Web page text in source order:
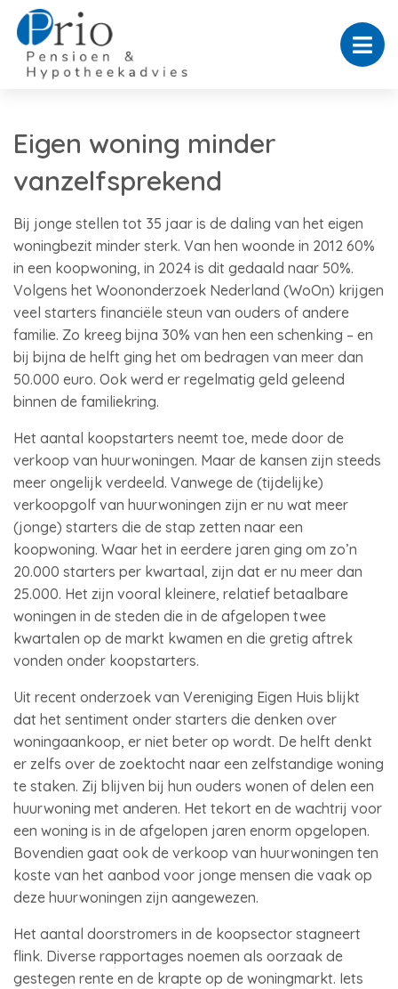
Eigen woning minder
vanzelfsprekend
Bij jonge stellen tot 35 jaar is de daling van het eigen
woningbezit minder sterk. Van hen woonde in 2012 60%
in een koopwoning, in 2024 is dit gedaald naar 50%.
Volgens het Woononderzoek Nederland (WoOn) krijgen
veel starters financiële steun van ouders of andere
familie. Zo kreeg bijna 30% van hen een schenking – en
bij bijna de helft ging het om bedragen van meer dan
50.000 euro. Ook werd er regelmatig geld geleend
binnen de familiekring.
Het aantal koopstarters neemt toe, mede door de
verkoop van huurwoningen. Maar de kansen zijn steeds
meer ongelijk verdeeld. Vanwege de (tijdelijke)
verkoopgolf van huurwoningen zijn er nu wat meer
(jonge) starters die de stap zetten naar een
koopwoning. Waar het in eerdere jaren ging om zo’n
20.000 starters per kwartaal, zijn dat er nu meer dan
25.000. Het zijn vooral kleinere, relatief betaalbare
woningen in de steden die in de afgelopen twee
kwartalen op de markt kwamen en die gretig aftrek
vonden onder koopstarters.
Uit recent onderzoek van Vereniging Eigen Huis blijkt
dat het sentiment onder starters die denken over
woningaankoop, er niet beter op wordt. De helft denkt
er zelfs over de zoektocht naar een zelfstandige woning
te staken. Zij blijven bij hun ouders wonen of delen een
huurwoning met anderen. Het tekort en de wachtrij voor
een woning is in de afgelopen jaren enorm opgelopen.
Bovendien gaat ook de verkoop van huurwoningen ten
koste van het aanbod voor jonge mensen die vaak op
deze huurwoningen zijn aangewezen.
Het aantal doorstromers in de koopsector stagneert
flink. Diverse rapportages noemen als oorzaak de
gestegen rente en de krapte op de woningmarkt. Iets